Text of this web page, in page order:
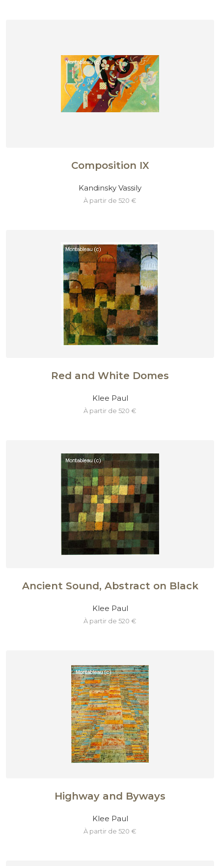
Composition IX
Kandinsky Vassily
à partir de 520 €
Red and White Domes
Klee Paul
à partir de 520 €
Ancient Sound, Abstract on Black
Klee Paul
à partir de 520 €
Highway and Byways
Klee Paul
à partir de 520 €